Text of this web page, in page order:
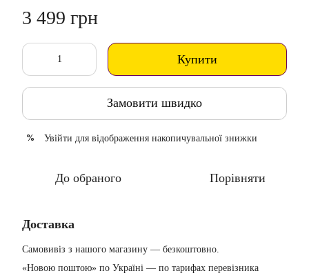
3 499 грн
Купити
Замовити швидко
% Увійти для відображення накопичувальної знижки
До обраного Порівняти
Доставка
Самовивіз з нашого магазину — безкоштовно.
«Новою поштою» по Україні — по тарифах перевізника